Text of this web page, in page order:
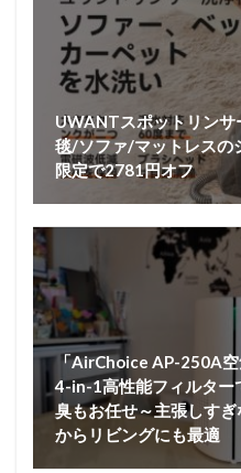
UWANTスポットリン
毯/ソファ/マットレスの
限定で2781円オフ
「AirChoice AP-250A
4-in-1高性能フィルター
臭もお任せ～主張しす
からリビングにも最適